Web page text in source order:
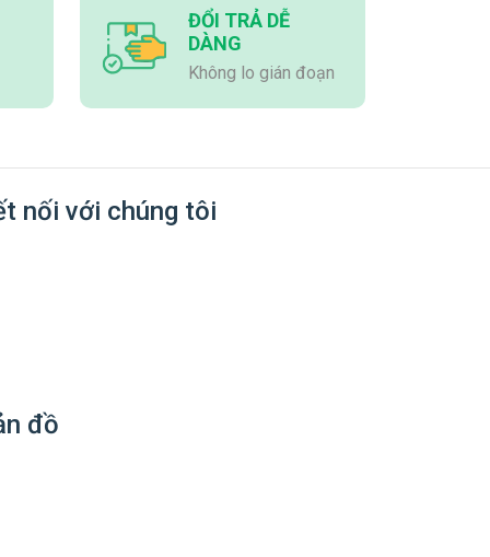
ASUS TUF
80 Plus
Bronze
ĐỔI TRẢ DỄ
DÀNG
Không lo gián đoạn
nối với chúng tôi
đồ